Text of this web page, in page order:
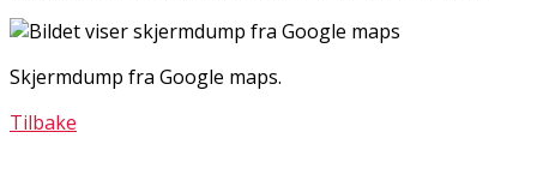
Skjermdump fra Google maps.
Tilbake